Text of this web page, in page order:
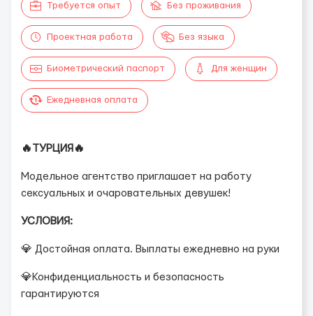
Требуется опыт Без проживания
Проектная работа Без языка
Биометрический паспорт Для женщин
Ежедневная оплата
🔥ТУРЦИЯ🔥
Модельное агентство приглашает на работу
сексуальных и очаровательных девушек!
УСЛОВИЯ:
💎 Достойная оплата. Выплаты ежедневно на руки
💎Конфиденциальность и безопасность
гарантируются